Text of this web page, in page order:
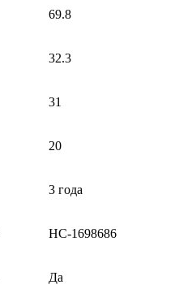
69.8
32.3
31
20
3 года
НС-1698686
Да